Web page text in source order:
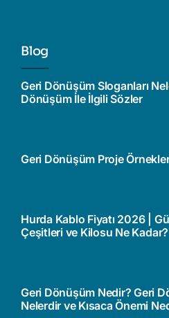
Blog
Geri Dönüşüm Sloganları
Dönüşüm İle İlgili Sözler
Geri Dönüşüm Proje
Hurda Kablo Fiyatı 2026 |
Çeşitleri ve Kilosu Ne Kadar?
Geri Dönüşüm Nedir? Geri
Nelerdir ve Kısaca Önemi